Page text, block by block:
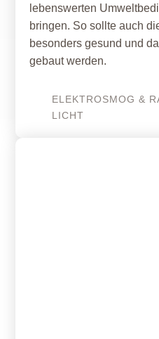
lebenswerten
bringen. So sollte auch
besonders gesund und
gebaut werden.
ELEKTROSMOG &
LICHT